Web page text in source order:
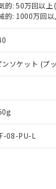
的: 50万回以
的: 1000万回
ンソケット (プ
08-PU-L